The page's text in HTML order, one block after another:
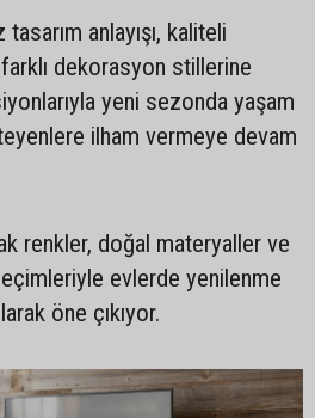
anlayışı, kaliteli
dekorasyon stillerine
yeni sezonda yaşam
ilham vermeye devam
renkler, doğal materyaller ve
evlerde yenilenme
öne çıkıyor.